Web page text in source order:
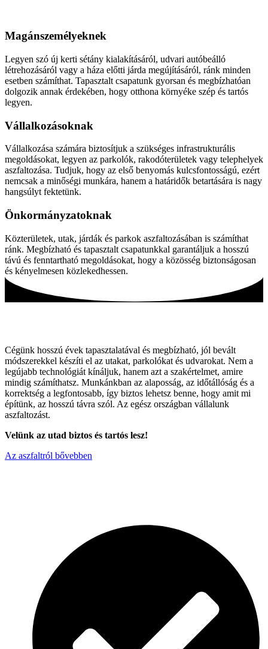
Magánszemélyeknek
Legyen szó új kerti sétány kialakításáról, udvari autóbeálló
létrehozásáról vagy a háza előtti járda megújításáról, ránk minden
esetben számíthat. Tapasztalt csapatunk gyorsan és megbízhatóan
dolgozik annak érdekében, hogy otthona környéke szép és tartós
legyen.
Vállalkozásoknak
Vállalkozása számára biztosítjuk a szükséges infrastrukturális
megoldásokat, legyen az parkolók, rakodóterületek vagy telephelyek
aszfaltozása. Tudjuk, hogy az első benyomás kulcsfontosságú, ezért
nemcsak a minőségi munkára, hanem a határidők betartására is nagy
hangsúlyt fektetünk.
Önkormányzatoknak
Közterületek, utak, járdák és parkok aszfaltozásában is számíthat
ránk. Megbízható és tapasztalt csapatunkkal garantáljuk a hosszú
távú és fenntartható megoldásokat, hogy a közösség biztonságosan
és kényelmesen közlekedhessen.
Cégünk hosszú évek tapasztalatával és megbízható, jól bevált
módszerekkel készíti el az utakat, parkolókat és udvarokat. Nem a
legújabb technológiát kínáljuk, hanem azt a szakértelmet, amire
mindig számíthatsz. Munkánkban az alaposság, az időtállóság és a
korrektség a legfontosabb, így biztos lehetsz benne, hogy amit mi
építünk, az hosszú távra szól. Az egész országban vállalunk
aszfaltozást.
Velünk az utad biztos és tartós lesz!
Az aszfaltról bővebben